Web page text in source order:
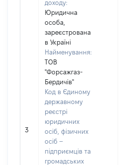
3
доходу:
Юридична
особа,
зареєстрована
в Україні
Найменування:
ТОВ
"Форсажгаз-
Бердичів"
Код в Єдиному
державному
реєстрі
юридичних
осіб, фізичних
осіб –
підприємців та
громадських